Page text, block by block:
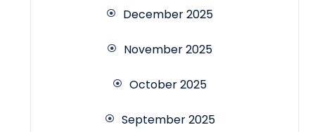
December 2025
November 2025
October 2025
September 2025